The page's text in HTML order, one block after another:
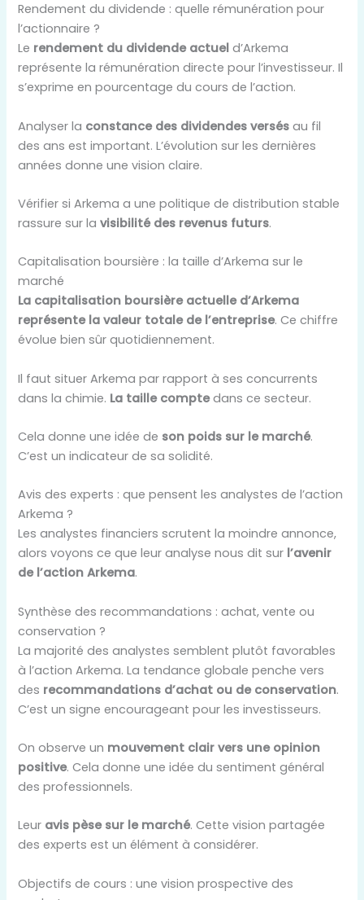
Rendement du dividende : quelle rémunération pour
l’actionnaire ?
Le rendement du dividende actuel d’Arkema
représente la rémunération directe pour l’investisseur. Il
s’exprime en pourcentage du cours de l’action.
Analyser la constance des dividendes versés au fil
des ans est important. L’évolution sur les dernières
années donne une vision claire.
Vérifier si Arkema a une politique de distribution stable
rassure sur lavisibilité des revenus futurs.
Capitalisation boursière : la taille d’Arkema sur le
marché
La capitalisation boursière actuelle d’Arkema
représente la valeur totale de l’entreprise. Ce chiffre
évolue bien sûr quotidiennement.
Il faut situer Arkema par rapport à ses concurrents
dans la chimie. La taille comptedans ce secteur.
Cela donne une idée de son poids sur le marché.
C’est un indicateur de sa solidité.
Avis des experts : que pensent les analystes de l’action
Arkema ?
Les analystes financiers scrutent la moindre annonce,
alors voyons ce que leur analyse nous dit sur l’avenir
de l’action Arkema.
Synthèse des recommandations : achat, vente ou
conservation ?
La majorité des analystes semblent plutôt favorables
à l’action Arkema. La tendance globale penche vers
des recommandations d’achat ou de conservation.
C’est un signe encourageant pour les investisseurs.
On observe un mouvement clair vers une opinion
positive. Cela donne une idée du sentiment général
des professionnels.
Leur avis pèse sur le marché. Cette vision partagée
des experts est un élément à considérer.
Objectifs de cours : une vision prospective des